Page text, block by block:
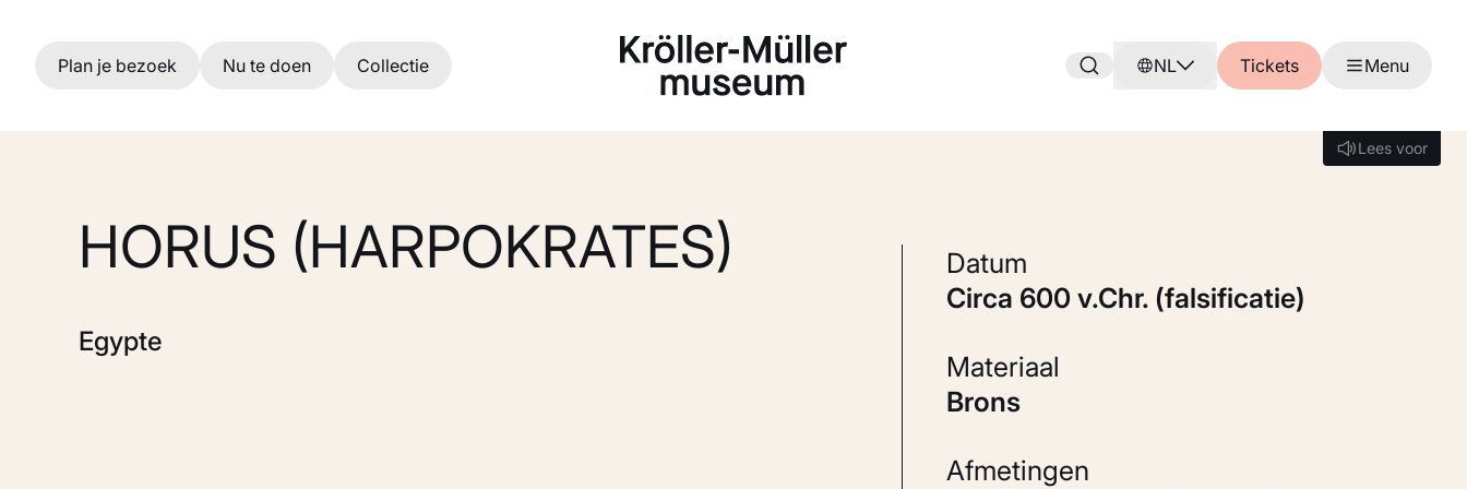
Ga naar hoofdinhoud
Plan je bezoek Nu te doen Collectie NL Tickets Menu
Lees voor
Lees voor
HORUS (HARPOKRATES)
Egypte
Datum
circa 600 v.Chr. (falsificatie)
Materiaal
Brons
Afmetingen